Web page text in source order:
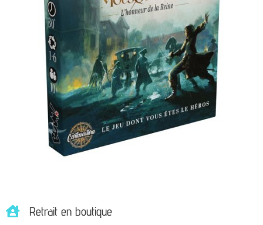
Retrait en boutique